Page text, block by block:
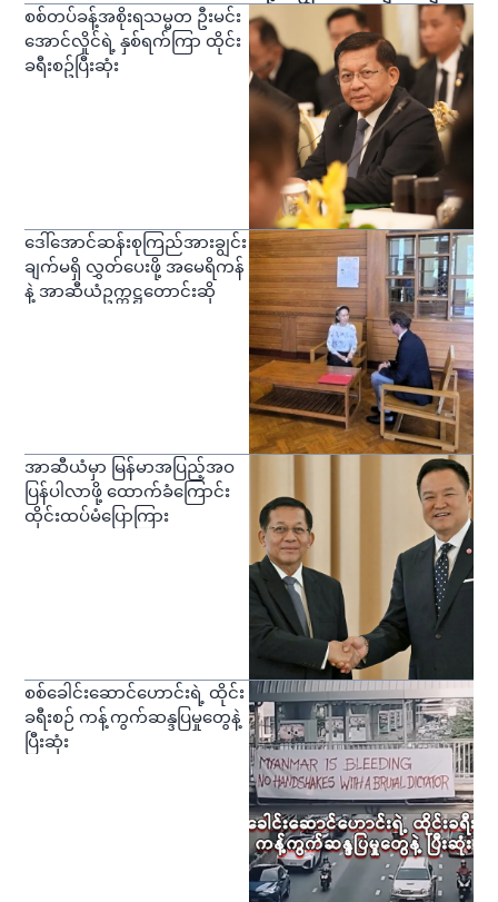
စစ်တပ်ခန့်အစိုးရသမ္မတ ဦးမင်း
အောင်လှိုင်ရဲ့ နှစ်ရက်ကြာ ထိုင်း
ခရီးစဥ်ပြီးဆုံး
ဒေါ်အောင်ဆန်းစုကြည်အားချွင်း
ချက်မရှိ လွှတ်ပေးဖို့ အမေရိကန်
နဲ့ အာဆီယံဥက္ကဋ္ဌတောင်းဆို
အာဆီယံမှာ မြန်မာအပြည့်အဝ
ပြန်ပါလာဖို့ ထောက်ခံကြောင်း
ထိုင်းထပ်မံပြောကြား
စစ်ခေါင်းဆောင်ဟောင်းရဲ့ ထိုင်း
ခရီးစဉ် ကန့်ကွက်ဆန္ဒပြမှုတွေနဲ့
ပြီးဆုံး